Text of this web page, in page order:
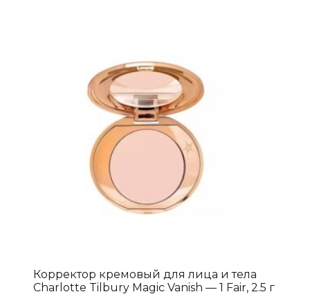
Корректор кремовый для лица и тела
Charlotte Tilbury Magic Vanish — 1 Fair, 2.5 г